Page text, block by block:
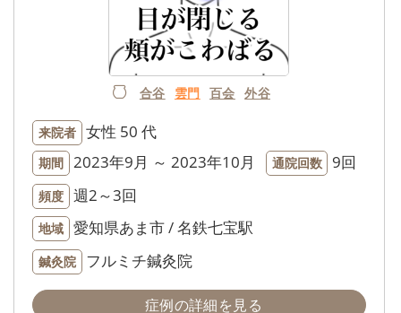
合谷 雲門 百会 外谷
来院者 女性 50 代
期間 2023年9月 ～ 2023年10月 通院回数 9回
頻度 週2～3回
地域 愛知県あま市 / 名鉄七宝駅
鍼灸院 フルミチ鍼灸院
症例の詳細を見る